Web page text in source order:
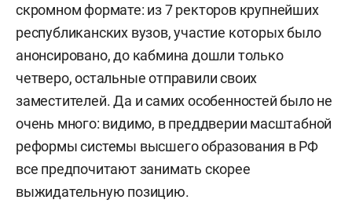
скромном формате: из 7 ректоров крупнейших
республиканских вузов, участие которых было
анонсировано, до кабмина дошли только
четверо, остальные отправили своих
заместителей. Да и самих особенностей было не
очень много: видимо, в преддверии масштабной
реформы системы высшего образования в РФ
все предпочитают занимать скорее
выжидательную позицию.